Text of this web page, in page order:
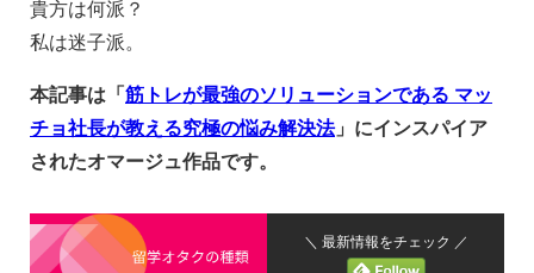
貴方は何派？
私は迷子派。
本記事は「筋トレが最強のソリューションである マッ
チョ社長が教える究極の悩み解決法」にインスパイア
されたオマージュ作品です。
＼ 最新情報をチェック ／